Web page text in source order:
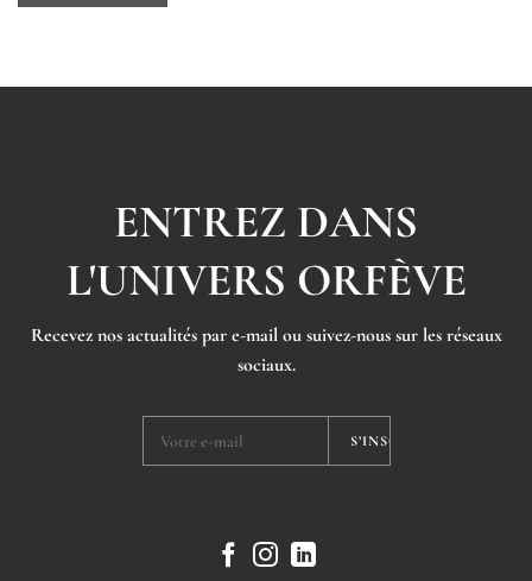
ENTREZ DANS
L'UNIVERS ORFÈVE
Recevez nos actualités par e-mail ou suivez-nous sur les réseaux
sociaux.